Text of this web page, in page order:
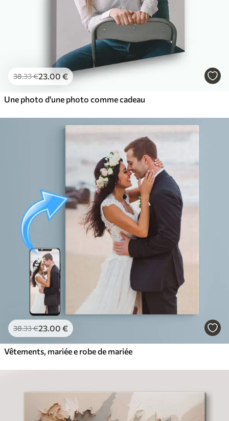
38.33€23.00€
Une photo d'une photo comme cadeau
38.33€23 .00 €
Vêtements, mariée e robe de mariée